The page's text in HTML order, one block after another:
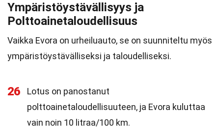
Ympäristöystävällisyys ja
Polttoainetaloudellisuus
Vaikka Evora on urheiluauto, se on suunniteltu myös
ympäristöystävälliseksi ja taloudelliseksi.
26
Lotus on panostanut
polttoainetaloudellisuuteen, ja Evora kuluttaa
vain noin 10 litraa/100 km.